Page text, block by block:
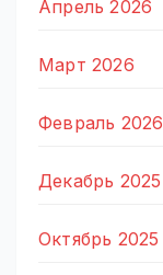
Апрель 2026
Март 2026
Февраль 2026
Декабрь 2025
Октябрь 2025